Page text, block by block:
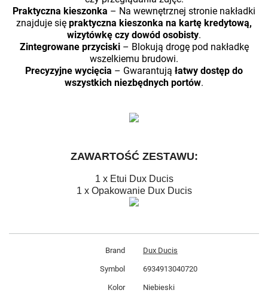
Praktyczna kieszonka – Na wewnętrznej stronie nakładki
znajduje się praktyczna kieszonka na kartę kredytową,
wizytówkę czy dowód osobisty.
Zintegrowane przyciski– Blokują drogę pod nakładkę
wszelkiemu brudowi.
Precyzyjne wycięcia – Gwarantują łatwy dostęp do
wszystkich niezbędnych portów.
ZAWARTOŚĆ ZESTAWU:
1 x Etui Dux Ducis
1 x Opakowanie Dux Ducis
Brand Dux Ducis
Symbol 6934913040720
Kolor Niebieski